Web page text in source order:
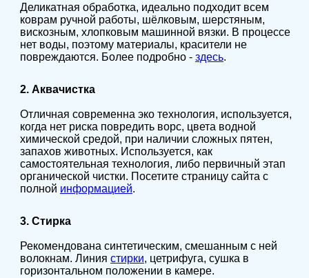
Деликатная обработка, идеально подходит всем
коврам ручной работы, шёлковым, шерстяным,
вискозным, хлопковым машинной вязки. В процессе
нет воды, поэтому материалы, красители не
повреждаются. Более подробно - здесь.
2. Аквачистка
Отличная современна эко технология, используется,
когда нет риска повредить ворс, цвета водной
химической средой, при наличии сложных пятен,
запахов животных. Используется, как
самостоятельная технология, либо первичный этап
органической чистки. Посетите страницу сайта с
полной информацией.
3. Стирка
Рекомендована синтетическим, смешанным с ней
волокнам. Линия стирки, цетрифуга, сушка в
горизонтальном положении в камере.